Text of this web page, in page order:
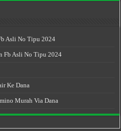
Asli No Tipu 2024
Fb Asli No Tipu 2024
Ke Dana
Murah Via Dana